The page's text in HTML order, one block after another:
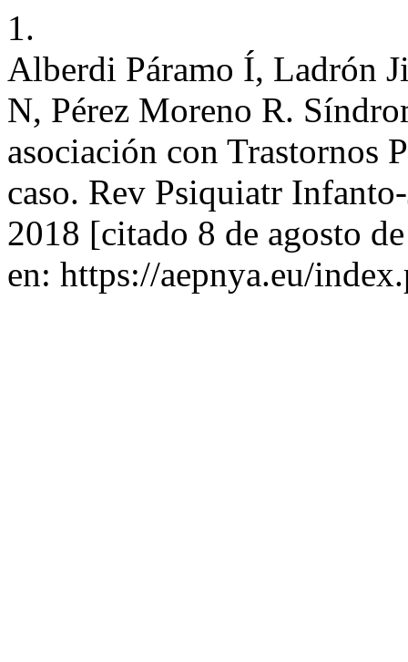
1.
Alberdi Páramo Í, Ladrón
N, Pérez Moreno R.
asociación con Trastornos
caso. Rev Psiquiatr
2018 [citado 8 de agosto
en: https://aepnya.eu/